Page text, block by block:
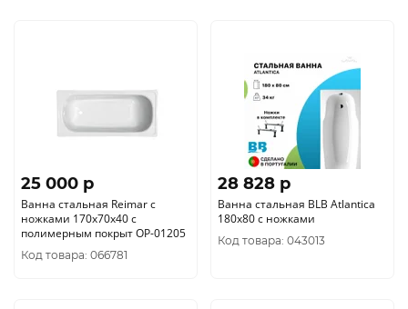
25 000 p
Ванна стальная Reimar с
ножками 170х70х40 с
полимерным покрыт ОР-01205
Код товара: 066781
28 828 p
Ванна стальная BLB Atlantica
180х80 с ножками
Код товара: 043013